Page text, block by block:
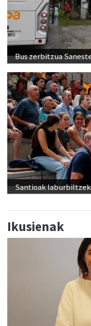
Bus zerbitzua
Santioak
Ikusienak